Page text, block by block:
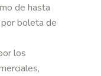
de hasta
boleta de
los